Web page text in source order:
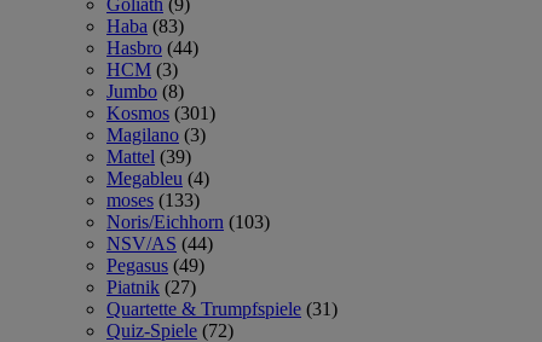
Goliath (9)
Haba (83)
Hasbro (44)
HCM (3)
Jumbo (8)
Kosmos (301)
Magilano (3)
Mattel (39)
Megableu (4)
moses (133)
Noris/Eichhorn (103)
NSV/AS (44)
Pegasus (49)
Piatnik (27)
Quartette & Trumpfspiele (31)
Quiz-Spiele (72)